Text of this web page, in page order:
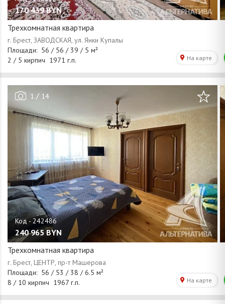
170 439 BYN
Трехкомнатная квартира
1 / 14
240 965 BYN
Трехкомнатная квартира